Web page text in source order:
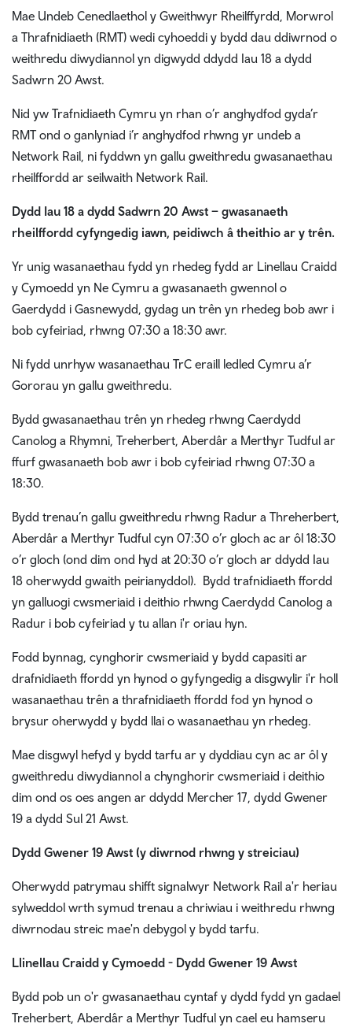
Mae Undeb Cenedlaethol y Gweithwyr Rheilffyrdd, Morwrol
a Thrafnidiaeth (RMT) wedi cyhoeddi y bydd dau ddiwrnod o
weithredu diwydiannol yn digwydd ddydd Iau 18 a dydd
Sadwrn 20 Awst.
Nid yw Trafnidiaeth Cymru yn rhan o’r anghydfod gyda’r
RMT ond o ganlyniad i’r anghydfod rhwng yr undeb a
Network Rail, ni fyddwn yn gallu gweithredu gwasanaethau
rheilffordd ar seilwaith Network Rail.
Dydd Iau 18 a dydd Sadwrn 20 Awst – gwasanaeth
rheilffordd cyfyngedig iawn, peidiwch â theithio ar y trên.
Yr unig wasanaethau fydd yn rhedeg fydd ar Linellau Craidd
y Cymoedd yn Ne Cymru a gwasanaeth gwennol o
Gaerdydd i Gasnewydd, gydag un trên yn rhedeg bob awr i
bob cyfeiriad, rhwng 07:30 a 18:30 awr.
Ni fydd unrhyw wasanaethau TrC eraill ledled Cymru a’r
Gororau yn gallu gweithredu.
Bydd gwasanaethau trên yn rhedeg rhwng Caerdydd
Canolog a Rhymni, Treherbert, Aberdâr a Merthyr Tudful ar
ffurf gwasanaeth bob awr i bob cyfeiriad rhwng 07:30 a
18:30.
Bydd trenau’n gallu gweithredu rhwng Radur a Threherbert,
Aberdâr a Merthyr Tudful cyn 07:30 o’r gloch ac ar ôl 18:30
o’r gloch (ond dim ond hyd at 20:30 o’r gloch ar ddydd Iau
18 oherwydd gwaith peirianyddol). Bydd trafnidiaeth ffordd
yn galluogi cwsmeriaid i deithio rhwng Caerdydd Canolog a
Radur i bob cyfeiriad y tu allan i'r oriau hyn.
Fodd bynnag, cynghorir cwsmeriaid y bydd capasiti ar
drafnidiaeth ffordd yn hynod o gyfyngedig a disgwylir i'r holl
wasanaethau trên a thrafnidiaeth ffordd fod yn hynod o
brysur oherwydd y bydd llai o wasanaethau yn rhedeg.
Mae disgwyl hefyd y bydd tarfu ar y dyddiau cyn ac ar ôl y
gweithredu diwydiannol a chynghorir cwsmeriaid i deithio
dim ond os oes angen ar ddydd Mercher 17, dydd Gwener
19 a dydd Sul 21 Awst.
Dydd Gwener 19 Awst (y diwrnod rhwng y streiciau)
Oherwydd patrymau shifft signalwyr Network Rail a'r heriau
sylweddol wrth symud trenau a chriwiau i weithredu rhwng
diwrnodau streic mae'n debygol y bydd tarfu.
Llinellau Craidd y Cymoedd - Dydd Gwener 19 Awst
Bydd pob un o'r gwasanaethau cyntaf y dydd fydd yn gadael
Treherbert, Aberdâr a Merthyr Tudful yn cael eu hamseru